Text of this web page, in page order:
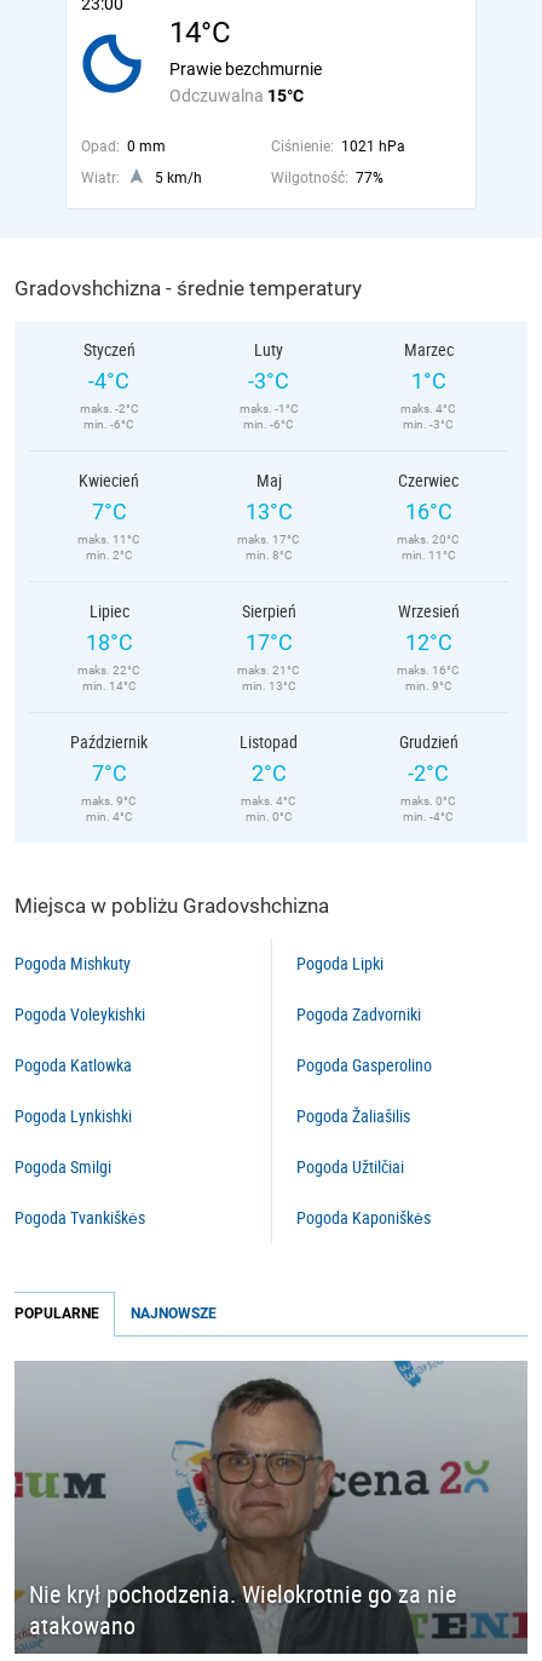
14°C
Odczuwalna 15°C
Prawie bezchmurnie
Opad: 0 mm Ciśnienie: 1021 hPa
Wiatr:
5 km/h Wilgotność: 77%
Gradovshchizna - średnie temperatury
Styczeń
-4°C
maks. -2°C
min. -6°C
Luty
-3°C
maks. -1°C
min. -6°C
Marzec
1°C
maks. 4°C
min. -3°C
Kwiecień
7°C
maks. 11°C
min. 2°C
Maj
13°C
maks. 17°C
min. 8°C
Czerwiec
16°C
maks. 20°C
min. 11°C
Lipiec
18°C
maks. 22°C
min. 14°C
Sierpień
17°C
maks. 21°C
min. 13°C
Wrzesień
12°C
maks. 16°C
min. 9°C
Październik
7°C
maks. 9°C
min. 4°C
Listopad
2°C
maks. 4°C
min. 0°C
Grudzień
-2°C
maks. 0°C
min. -4°C
Miejsca w pobliżu Gradovshchizna
Pogoda Mishkuty
Pogoda Voleykishki
Pogoda Katlowka
Pogoda Lynkishki
Pogoda Smilgi
Pogoda Tvankiškės
Pogoda Lipki
Pogoda Zadvorniki
Pogoda Gasperolino
Pogoda Žaliašilis
Pogoda Užtilčiai
Pogoda Kaponiškės
POPULARNE NAJNOWSZE
Nie krył pochodzenia. Wielokrotnie go za nie
atakowano